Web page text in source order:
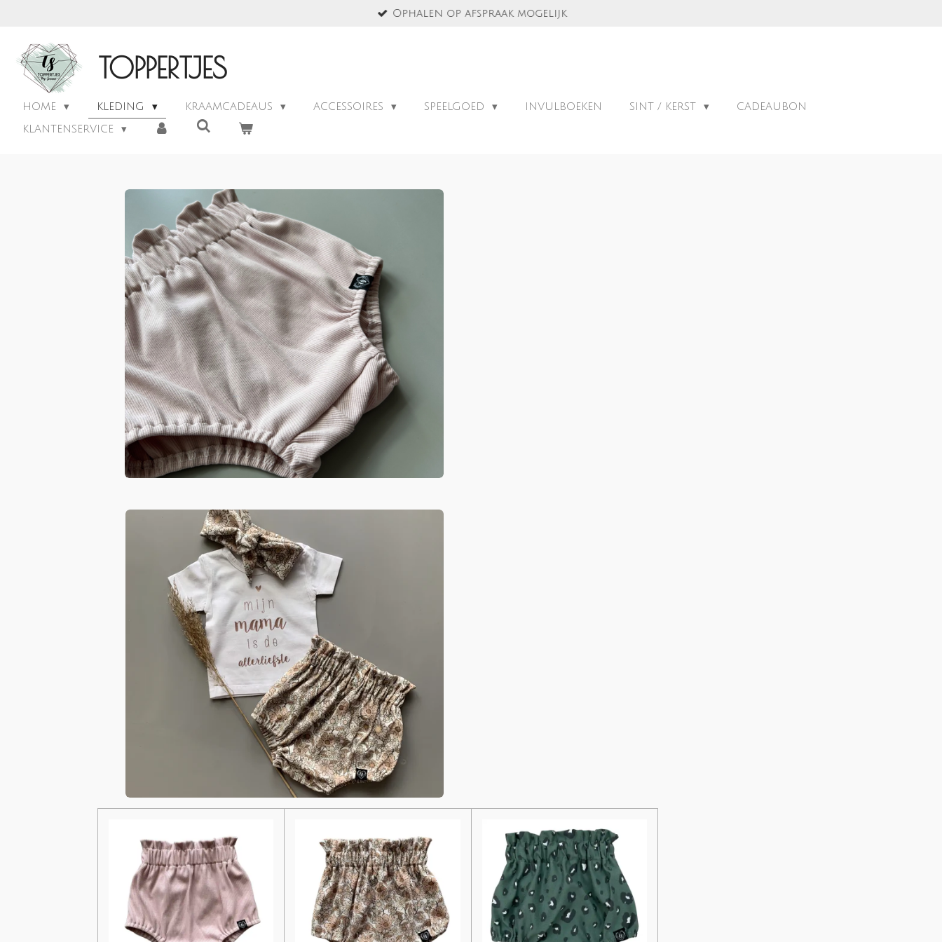
de
hoofdinhoud
Ophalen op afspraak mogelijk
TOPPERTJES
HOME KLEDING KRAAMCADEAUS ACCESSOIRES SPEELGOED INVULBOEKEN SINT / KERST
CADEAUBON
KLANTENSERVICE